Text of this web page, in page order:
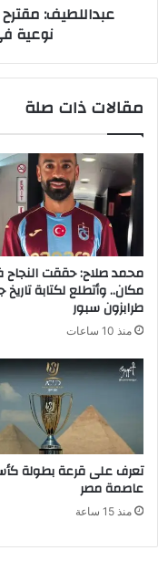
عبداللطيف:
نوعية
مقالات ذات صلة
محمد صلاح: حققت
مكان.. وأتطلع لكتابة
طرابزون سبور
منذ 10 ساعات
تعرف على قرعة بطولة
عاصمة مصر
منذ 15 ساعة